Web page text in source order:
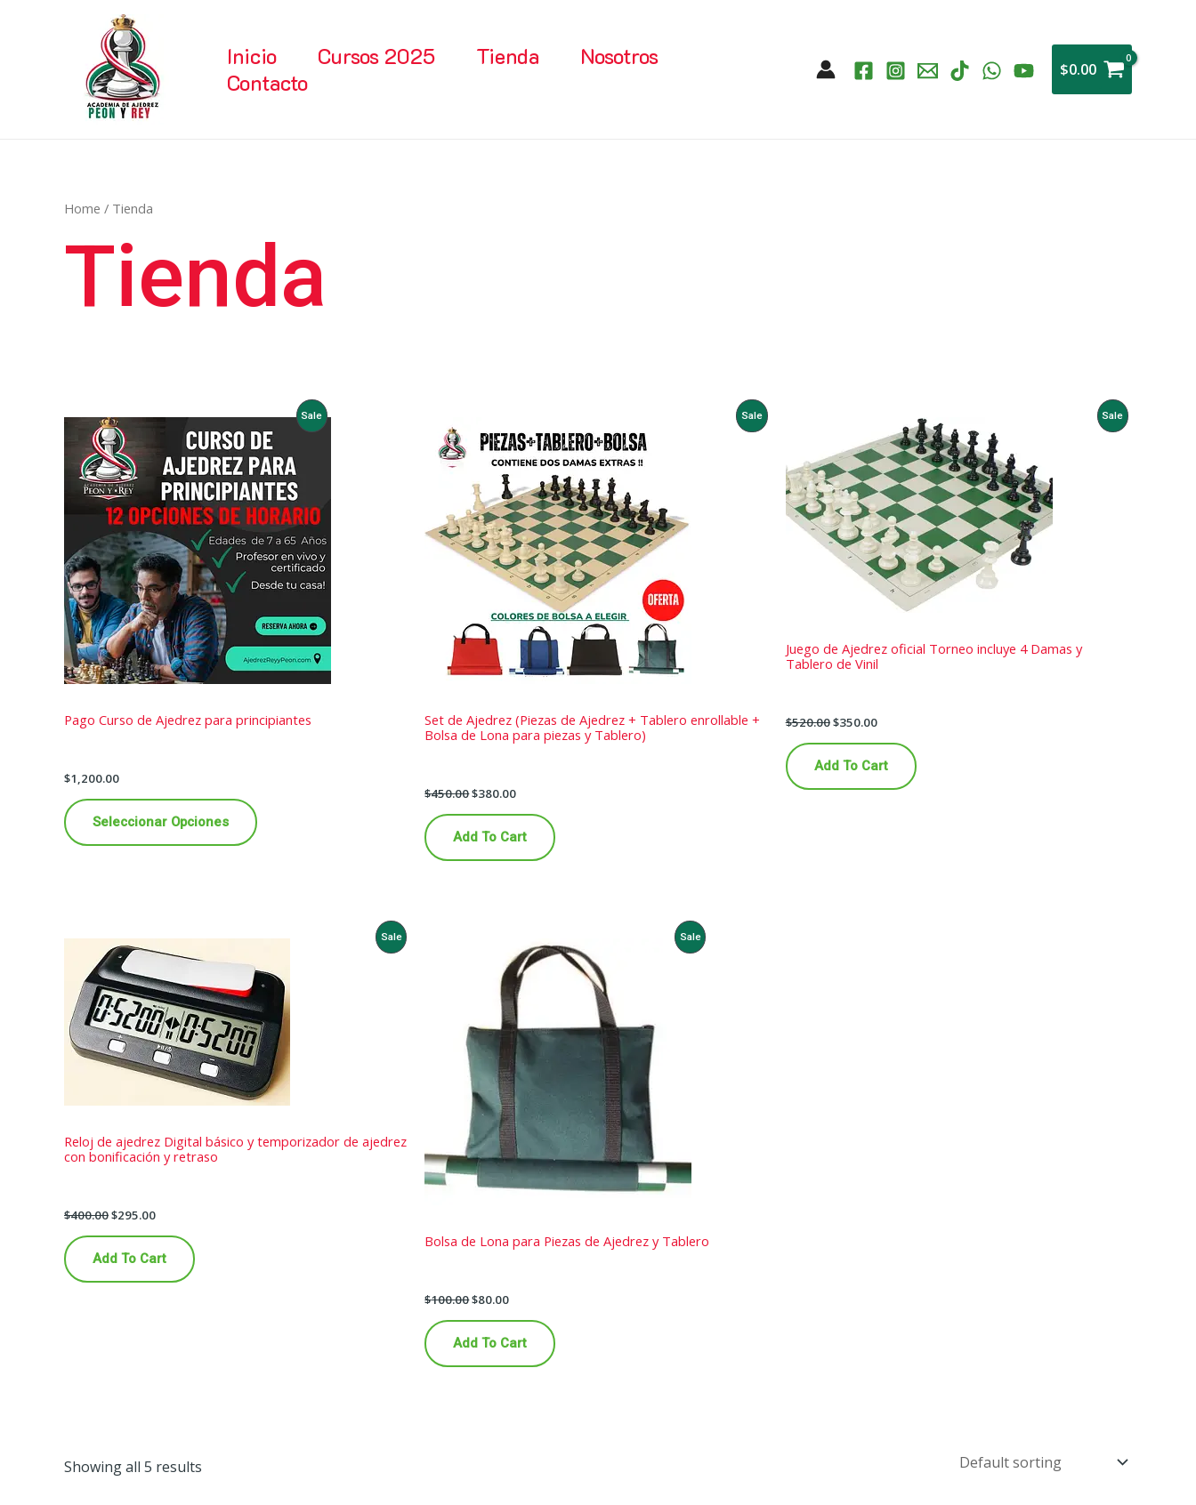
Inicio Cursos 2025 Tienda
Nosotros
Contacto
$0.00
Home / Tienda
Tienda
SaleProduct
Pago Curso de Ajedrez para principiantes
$1,200.00
Seleccionar Opciones
SaleProduct
Set de Ajedrez (Piezas de Ajedrez + Tablero enrollable +
Bolsa de Lona para piezas y Tablero)
$450.00$380.00
Add To Cart
SaleProduct
Juego de Ajedrez oficial Torneo incluye 4 Damas y
Tablero de Vinil
$520.00$350.00
Add To Cart
SaleProduct
Reloj de ajedrez Digital básico y temporizador de ajedrez
con bonificación y retraso
$400.00$295.00
Add To Cart
SaleProduct
Bolsa de Lona para Piezas de Ajedrez y Tablero
$100.00$80.00
Add To Cart
Showing all 5 results